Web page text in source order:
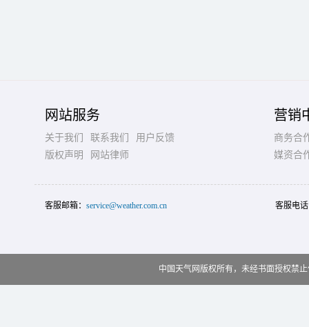
网站服务
关于我们 联系我们
用户反馈
版权声明
网站律师
营销
商务合
媒资合
客服邮箱： service@weather.com.cn 客服电
中国天气网版权所有，未经书面授权